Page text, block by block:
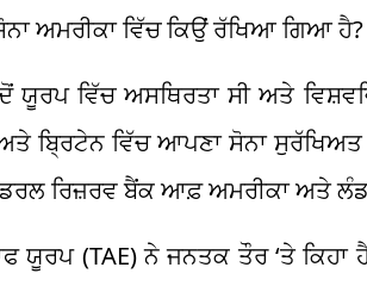
ਅਮਰੀਕਾ ਵਿੱਚ ਕਿਉਂ ਰੱਖਿਆ ਗਿਆ ਹੈ?
ਯੂਰਪ ਵਿੱਚ ਅਸਥਿਰਤਾ ਸੀ ਅਤੇ
ਬ੍ਰਿਟੇਨ ਵਿੱਚ ਆਪਣਾ ਸੋਨਾ
ਰਿਜ਼ਰਵ ਬੈਂਕ ਆਫ਼ ਅਮਰੀਕਾ ਅਤੇ
(TAE) ਨੇ ਜਨਤਕ ਤੌਰ ‘ਤੇ ਕਿਹਾ